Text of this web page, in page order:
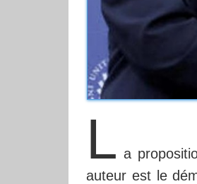
L a
auteur est le